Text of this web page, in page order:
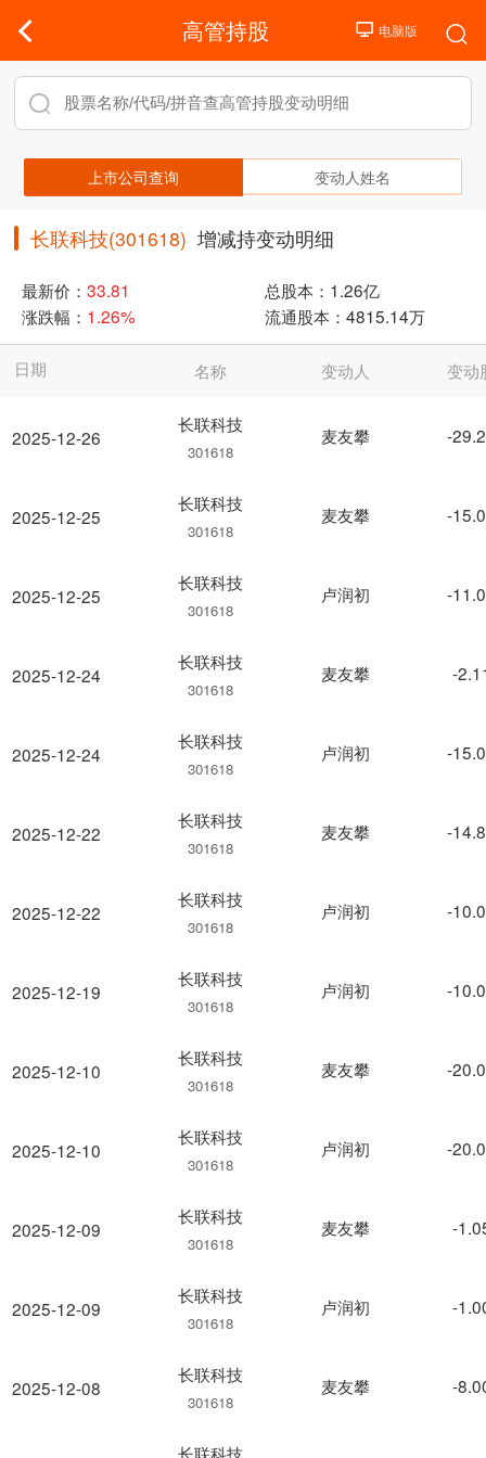
高管持股
上市公司查询 变动人姓名
长联科技(301618) 增减持变动明细
最新价： 33.81 总股本： 1.26亿
涨跌幅： 1.26% 流通股本： 4815.14万
日期
2025-12-26
2025-12-25
2025-12-25
2025-12-24
2025-12-24
2025-12-22
2025-12-22
2025-12-19
2025-12-10
2025-12-10
2025-12-09
2025-12-09
2025-12-08
名称 变动人 变动
长联科技
301618
麦友攀 -
长联科技
301618
麦友攀 -
长联科技
301618
卢润初 -
长联科技
301618
麦友攀 -
长联科技
301618
卢润初 -
长联科技
301618
麦友攀 -
长联科技
301618
卢润初 -
长联科技
301618
卢润初 -
长联科技
301618
麦友攀 -
长联科技
301618
卢润初 -
长联科技
301618
麦友攀 -
长联科技
301618
卢润初 -
长联科技
301618
麦友攀 -
长联科技